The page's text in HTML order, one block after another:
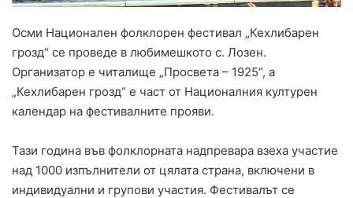
Осми Национален фолклорен фестивал „Кехлибарен
грозд“ се проведе в любимешкото с. Лозен.
Организатор е читалище „Просвета – 1925“, а
„Кехлибарен грозд“ е част от Националния културен
календар на фестивалните прояви.
Тази година във фолклорната надпревара взеха участие
над 1000 изпълнители от цялата страна, включени в
индивидуални и групови участия. Фестивалът се